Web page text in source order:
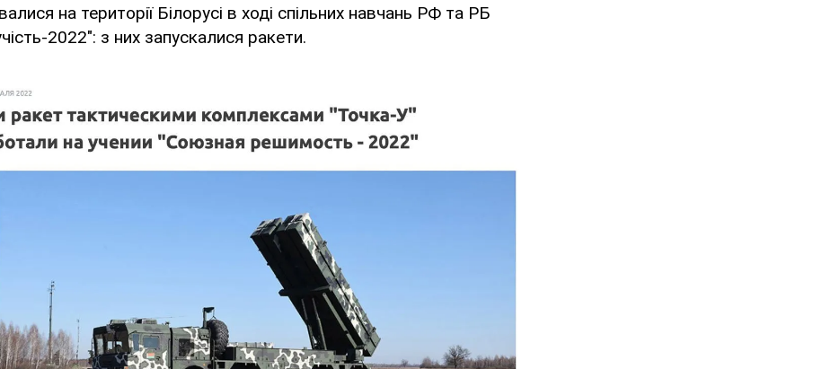
на території Білорусі в ході спільних навчань РФ та РБ
2022": з них запускалися ракети.